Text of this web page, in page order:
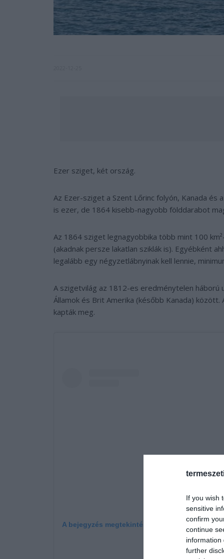
If you wish
sensitive
confirm
continue
information
further
Ezer sziget, két ország.
Az Ezer-sziget a Szent Lőrinc folyón, Kanada és
is ezer, de 1864 kisebb-nagyobb földdarabot
Az 1864 sziget legnagyobbika több mint 100
(akadnak persze lakatlan sziklák is). Egyébként
legalább egy négyzetlábnyinak kell lennie,
A szigetvilág az 1812-es eredménytelen háború
Államok és Brit Amerika (később Kanada)
kapták meg.
A bejegyzés megtekintése az Instagramon